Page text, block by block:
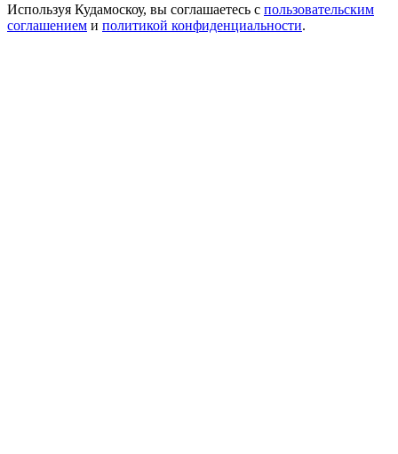
Используя Кудамоскоу, вы соглашаетесь с пользовательским
соглашением и политикой конфиденциальности.